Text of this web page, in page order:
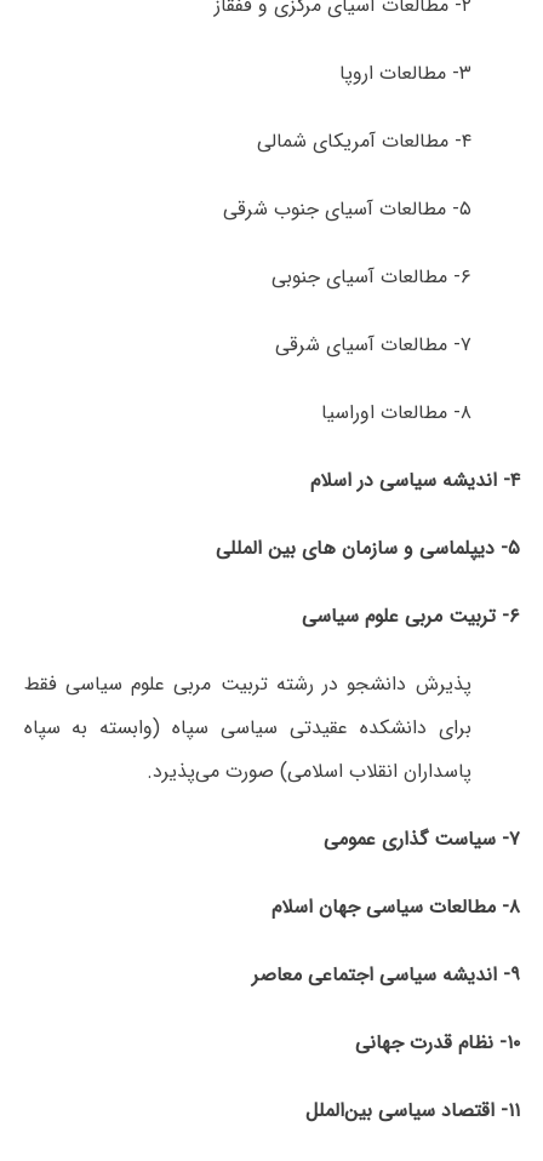
۳- مطالعات اروپا
۴- مطالعات آمریکای شمالی
۵- مطالعات آسیای جنوب شرقی
۶- مطالعات آسیای جنوبی
۷- مطالعات آسیای شرقی
۸- مطالعات اوراسیا
۴- اندیشه سیاسی در اسلام
۵- دیپلماسی و سازمان­ های بین ­المللی
۶- تربیت مربی علوم سیاسی
پذیرش دانشجو در رشته تربیت مربی علوم سیاسی فقط
برای دانشکده عقیدتی سیاسی سپاه (وابسته به سپاه
پاسداران انقلاب اسلامی) صورت می‌پذیرد.
۷- سیاست گذاری عمومی
۸- مطالعات سیاسی جهان اسلام
۹- اندیشه سیاسی اجتماعی معاصر
۱۰- نظام قدرت جهانی
۱۱- اقتصاد سیاسی بین‌الملل